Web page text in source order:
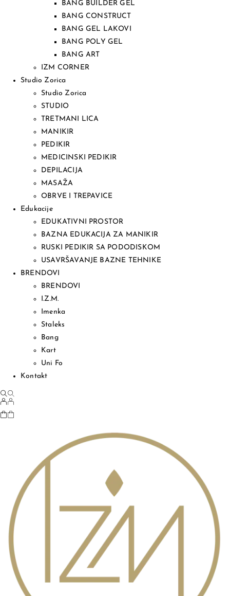
BANG BUILDER GEL
BANG CONSTRUCT
BANG GEL LAKOVI
BANG POLY GEL
BANG ART
IZM CORNER
Studio Zorica
Studio Zorica
STUDIO
TRETMANI LICA
MANIKIR
PEDIKIR
MEDICINSKI PEDIKIR
DEPILACIJA
MASAŽA
OBRVE I TREPAVICE
Edukacije
EDUKATIVNI PROSTOR
BAZNA EDUKACIJA ZA MANIKIR
RUSKI PEDIKIR SA PODODISKOM
USAVRŠAVANJE BAZNE TEHNIKE
BRENDOVI
BRENDOVI
I.Z.M.
Imenka
Staleks
Bang
Kart
Uni Fo
Kontakt